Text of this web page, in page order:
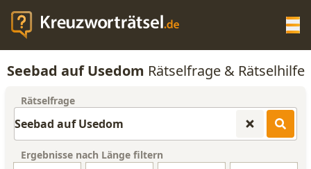
KREUZWORTRÄTSEL-HILFE
Seebad auf Usedom Rätselfrage & Rätselhilfe
Rätselfrage
Ergebnisse nach Länge filtern